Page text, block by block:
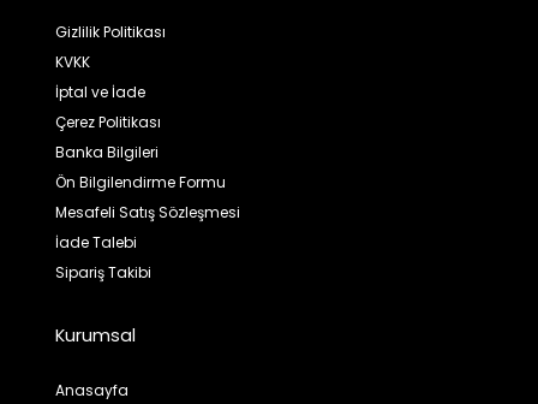
Gizlilik Politikası
KVKK
İptal ve İade
Çerez Politikası
Banka Bilgileri
Ön Bilgilendirme Formu
Mesafeli Satış Sözleşmesi
İade Talebi
Sipariş Takibi
Kurumsal
Anasayfa